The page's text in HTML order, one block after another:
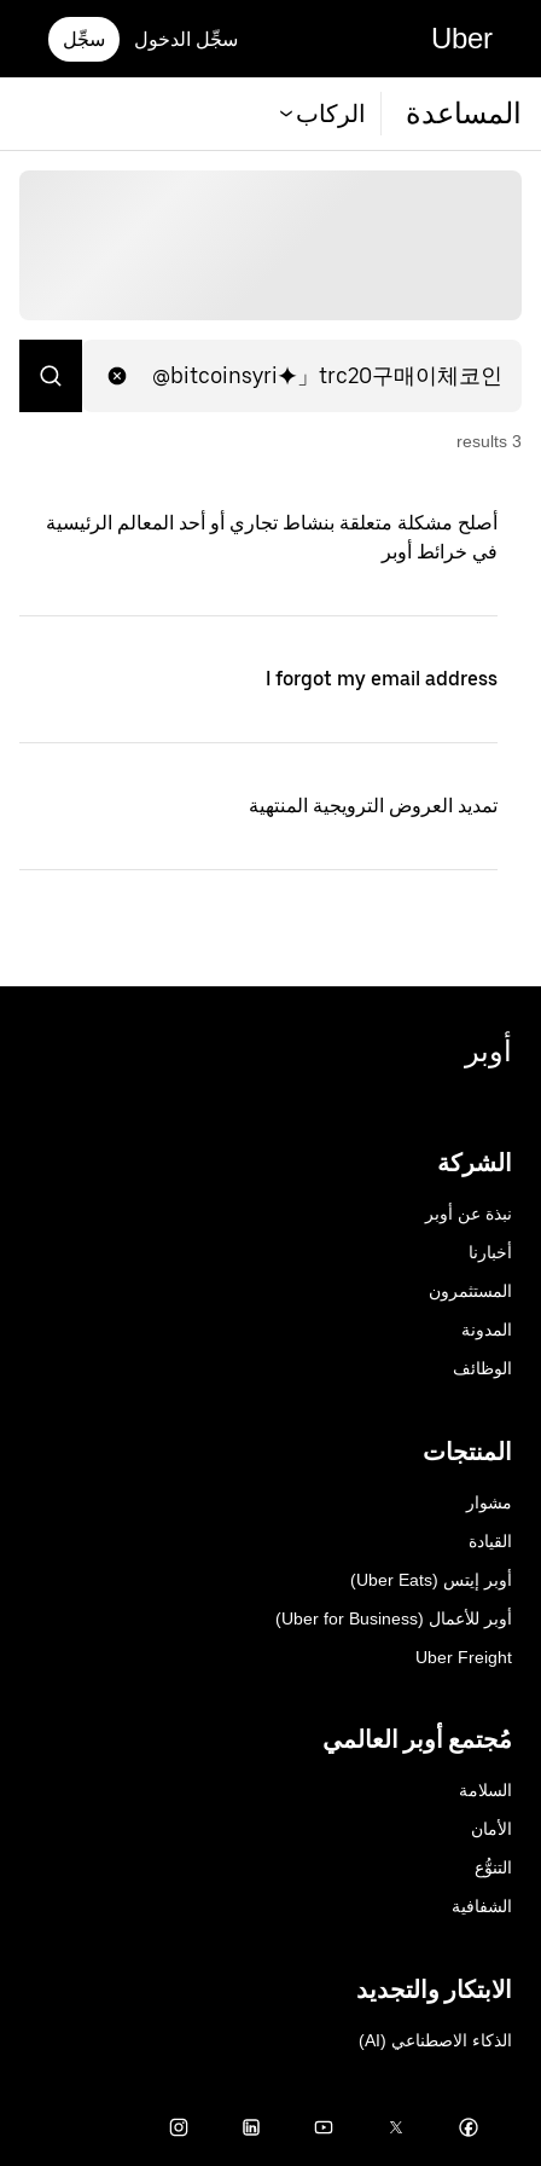
Uber سجِّل الدخول سجِّل
المساعدة الركاب
3
s
أصلح مشكلة متعلقة بنشاط تجاري أو أحد المعالم الرئيسية
في خرائط أوبر
I forgot my email address
تمديد العروض الترويجية المنتهية
أوبر
الشركة
نبذة عن أوبر
أخبارنا
المستثمرون
المدونة
الوظائف
المنتجات
مشوار
القيادة
أوبر إيتس (Uber Eats)
أوبر للأعمال (Uber for Business)
Uber Freight
مُجتمع أوبر العالمي
السلامة
الأمان
التنوُّع
الشفافية
الابتكار والتجديد
الذكاء الاصطناعي (AI)